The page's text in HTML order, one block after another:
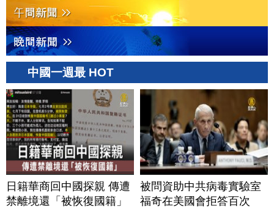
中國一週最 HOT
日籍華商回中國探親 傳遭
禁離境還「被恢復國籍」
被問資助中共病毒實驗室
福奇在美國會拒答百次